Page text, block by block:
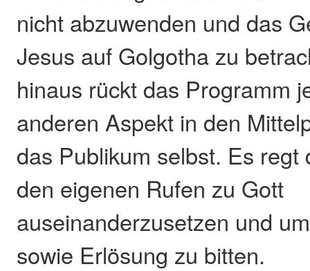
nicht abzuwenden und das
Jesus auf Golgotha zu
hinaus rückt das Programm
anderen Aspekt in den
das Publikum selbst. Es regt
den eigenen Rufen zu Gott
auseinanderzusetzen und
sowie Erlösung zu bitten.